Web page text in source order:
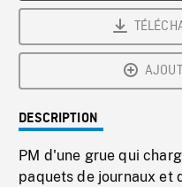
DESCRIPTION
PM d'une grue qui
paquets de journaux et